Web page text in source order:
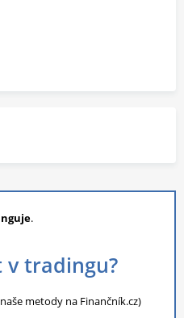
.
v tradingu?
metody na Finančník.cz)